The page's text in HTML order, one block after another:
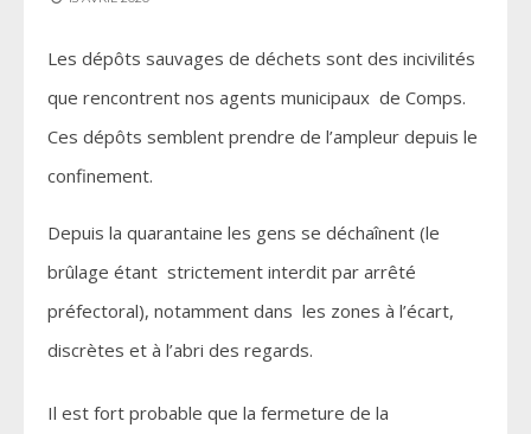
Les dépôts sauvages de déchets sont des incivilités
que rencontrent nos agents municipaux de Comps.
Ces dépôts semblent prendre de l’ampleur depuis le
confinement.
Depuis la quarantaine les gens se déchaînent (le
brûlage étant strictement interdit par arrêté
préfectoral), notamment dans les zones à l’écart,
discrètes et à l’abri des regards.
Il est fort probable que la fermeture de la